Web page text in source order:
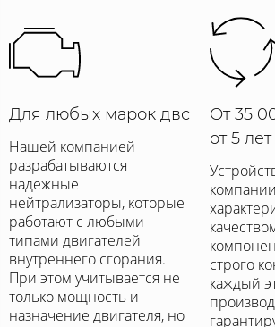
Для любых марок двс
Нашей компанией
разрабатываются
надежные
нейтрализаторы, которые
работают с любыми
типами двигателей
внутреннего сгорания.
При этом учитывается не
только мощность и
назначение двигателя, но
От 35
от 5 лет
компании
строго
каждый